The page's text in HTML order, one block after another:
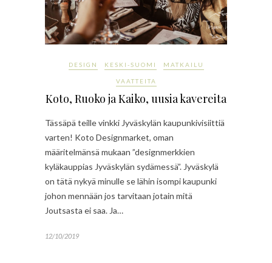
DESIGN KESKI-SUOMI MATKAILU
VAATTEITA
Koto, Ruoko ja Kaiko, uusia kavereita
Tässäpä teille vinkki Jyväskylän kaupunkivisiittiä
varten! Koto Designmarket, oman
määritelmänsä mukaan ”designmerkkien
kyläkauppias Jyväskylän sydämessä”. Jyväskylä
on tätä nykyä minulle se lähin isompi kaupunki
johon mennään jos tarvitaan jotain mitä
Joutsasta ei saa. Ja…
12/10/2019